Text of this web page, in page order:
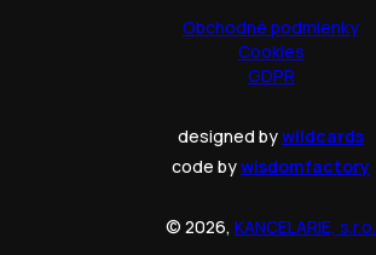
Obchodné podmienky
Cookies
GDPR
designed bywildcards
code bywisdomfactory
© 2026, KANCELARIE, s.r.o.